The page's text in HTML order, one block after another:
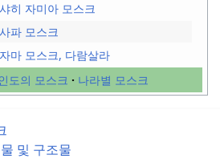
샤히 자미아 모스크
사파 모스크
자마 모스크, 다람살라
도의 모스크
나라별 모스크
및 구조물